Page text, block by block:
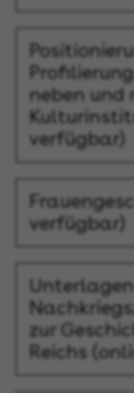
neben und
verfügbar)
verfügbar)
zur
Reichs